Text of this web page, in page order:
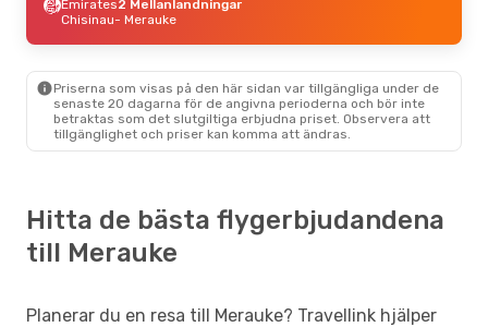
Emirates2 Mellanlandningar
Chisinau- Merauke
Priserna som visas på den här sidan var tillgängliga under de
senaste 20 dagarna för de angivna perioderna och bör inte
betraktas som det slutgiltiga erbjudna priset. Observera att
tillgänglighet och priser kan komma att ändras.
Hitta de bästa flygerbjudandena
till Merauke
Planerar du en resa till Merauke? Travellink hjälper